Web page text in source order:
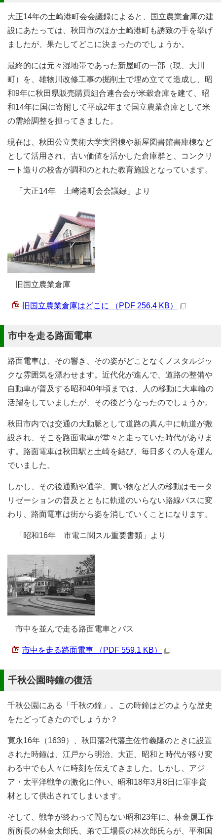
大正14年の土崎港町会会議録によると、国立農業倉庫の建
設にあたっては、秋田市のほか土崎港町も誘致の手を挙げ
ましたが、果たしてどこに決まったのでしょうか。
最終的には元々湿地帯であった新屋町の一部（現、大川
町）を、雄物川改修工事の掘削土で埋め立てて造成し、昭
和9年に秋田県販売購買組合連合会が米穀倉庫を建て、昭
和14年に国に寄附して平成2年まで国立農業倉庫として米
の需給調整を担ってきました。
現在は、秋田公立美術大学実習棟や新屋図書館書庫棟など
として活用され、古い価値を活かした倉庫群と、コンクリ
ート造りの校舎が調和のとれた教育施設となっています。
「大正14年 土崎港町会会議録」より
旧国立農業倉庫
旧国立農業倉庫はどこに （PDF 256.4 KB）
市中を走る路面電車
路面電車は、その響き、その姿がどことなくノスタルジッ
クな雰囲気を漂わせます。近代化が進んで、道路の整備や
自動車が普及する昭和40年頃までは、人の移動に大車輪の
活躍をしていましたが、その後どうなったのでしょうか。
秋田市内では交通の大動脈として道路の真ん中に軌道が敷
設され、そこを路面電車が堂々と走っていた時代がありま
す。路面電車は秋田駅と土崎を結び、毎日多くの人を運ん
でいました。
しかし、その後通勤や通学、買い物など人の移動はモータ
リゼーションの普及とともに軌道のいらない路線バスに変
わり、路面電車は街から姿を消していくことになります。
「昭和16年 市電ニ関スル重要書類」より
市中を並んで走る路面電車とバス
市中を走る路面電車 （PDF 559.1 KB）
千秋公園時鐘の復活
千秋公園にある「千秋の鐘」。この時鐘はどのような歴史
をたどってきたのでしょうか？
寛永16年（1639）、秋田藩2代藩主佐竹義隆のときに設置
された時鐘は、江戸から明治、大正、昭和と時代が移り変
わる中でも人々に時刻を伝えてきました。しかし、アジ
ア・太平洋戦争の激化に伴い、昭和18年3月8日に軍事資
材として供出されてしまいます。
そして、戦争が終わって間もない昭和23年に、林金属工作
所所長の林金太郎氏、弟で工場長の林次郎氏らが、平和国